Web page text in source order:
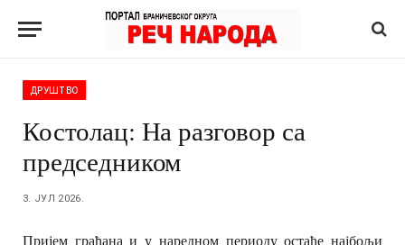
ДРУШТВО
Костолац: На разговор са
председником
3. ЈУЛ 2026.
Пријем грађана и у наредном периоду остаће најбољи